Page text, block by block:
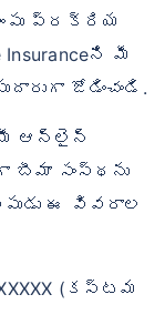
ప్రక్రియ
మీ
జోడించండి.
మీ ఆన్‌లైన్
బీమా సంస్థను
ఈ వివరాల
(కస్టమ